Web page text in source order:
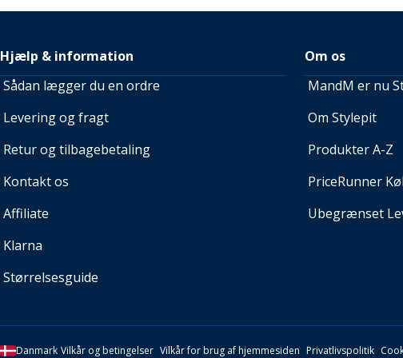
Hjælp & information
Sådan lægger du en ordre
Levering og fragt
Retur og tilbagebetaling
Kontakt os
Affiliate
Klarna
Størrelsesguide
Om os
MandM er nu
Om Stylepit
Produkter A-Z
PriceRunner
Ubegrænset
Danmark Vilkår og betingelser Vilkår for brug af hjemmesiden Privatlivspolitik